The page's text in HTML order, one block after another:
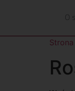
O
Strona